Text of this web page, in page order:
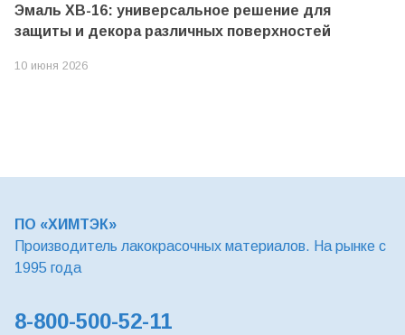
Эмаль ХВ-16: универсальное решение для
защиты и декора различных поверхностей
10 июня 2026
ПО «ХИМТЭК»
Производитель лакокрасочных материалов. На рынке с
1995 года
8-800-500-52-11